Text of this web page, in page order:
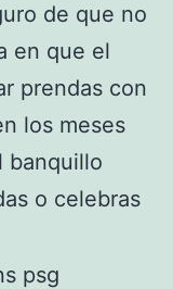
de que no
en que el
prendas con
los meses
banquillo
o celebras